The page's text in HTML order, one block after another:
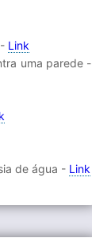
Link
uma parede -
de água - Link